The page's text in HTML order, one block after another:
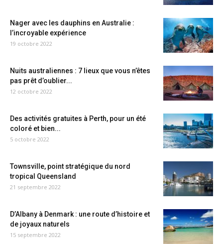
Nager avec les dauphins en Australie :
l’incroyable expérience
19 octobre 2022
Nuits australiennes : 7 lieux que vous n’êtes
pas prêt d’oublier...
12 octobre 2022
Des activités gratuites à Perth, pour un été
coloré et bien...
5 octobre 2022
Townsville, point stratégique du nord
tropical Queensland
21 septembre 2022
D’Albany à Denmark : une route d’histoire et
de joyaux naturels
15 septembre 2022